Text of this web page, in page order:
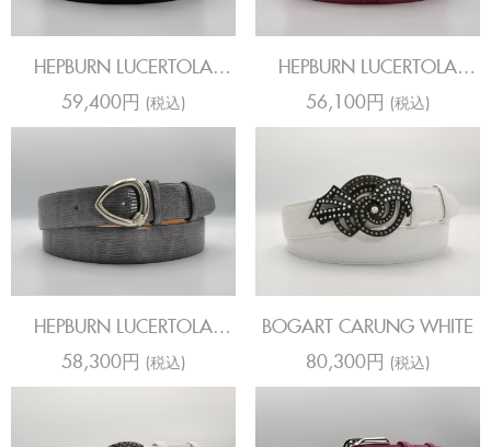
HEPBURN LUCERTOLA
SAHARA DEEP CHOC
59,400円 (税込)
HEPBURN LUCERTOLA
SAHARA HOTPINK
56,100円 (税込)
HEPBURN LUCERTOLA
SAHARA STEEL
58,300円 (税込)
BOGART CARUNG WHITE
80,300円 (税込)